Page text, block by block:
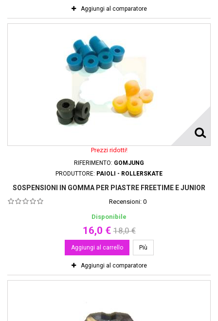
Aggiungi al comparatore
Prezzi ridotti!
RIFERIMENTO: GOMJUNG
PRODUTTORE: PAIOLI - ROLLERSKATE
SOSPENSIONI IN GOMMA PER PIASTRE FREETIME E JUNIOR
Recensioni: 0
Disponibile
16,0 € 18,0 €
Aggiungi al carrello Più
Aggiungi al comparatore